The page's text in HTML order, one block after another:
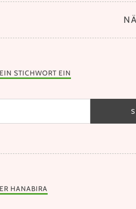
STICHWORT EIN
HANABIRA